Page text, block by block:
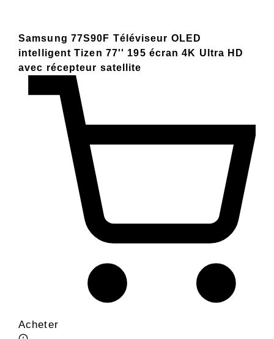
Samsung 77S90F Téléviseur OLED
intelligent Tizen 77'' 195 écran 4K Ultra HD
avec récepteur satellite
Acheter